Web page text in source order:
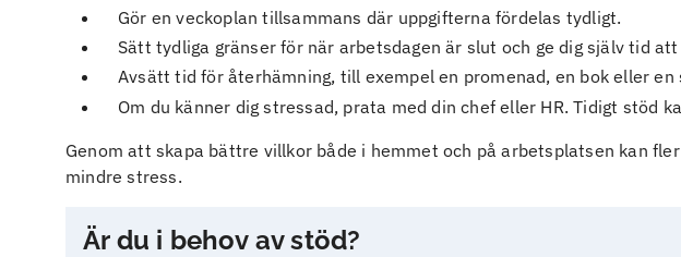
Gör en veckoplan tillsammans där uppgifterna fördelas tydligt.
Sätt tydliga gränser för när arbetsdagen är slut och ge dig själv tid
Avsätt tid för återhämning, till exempel en promenad, en bok eller en
Om du känner dig stressad, prata med din chef eller HR. Tidigt stöd
Genom att skapa bättre villkor både i hemmet och på arbetsplatsen kan
mindre stress.
Är du i behov av stöd?